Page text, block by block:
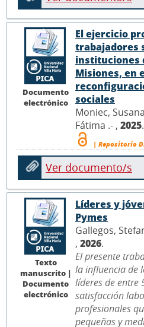
Documento
electrónico
El ejercicio
trabajadores
instituciones
Misiones, en
sociales
Moniec,
Fátima .- , 2025.
| Repositorio
Ver documento/s
Texto
manuscrito |
Documento
electrónico
Líderes y
Pymes
Gallegos,
, 2026.
El presente
la influencia de
líderes de entre
satisfacción
profesionales
pequeñas y